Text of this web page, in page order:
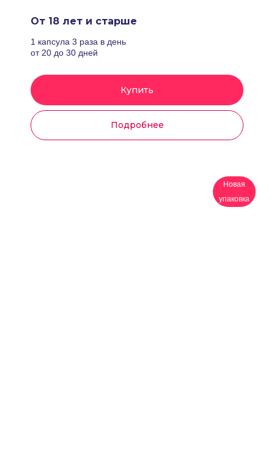
От 18 лет и старше
1 капсула 3 раза в день
от 20 до 30 дней
Купить
Подробнее
Новая
упаковка